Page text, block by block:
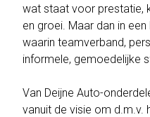
wat staat voor prestatie,
en groei. Maar dan in
waarin teamverband,
informele, gemoedelijke
Van Deijne Auto-
vanuit de visie om d.m.v.